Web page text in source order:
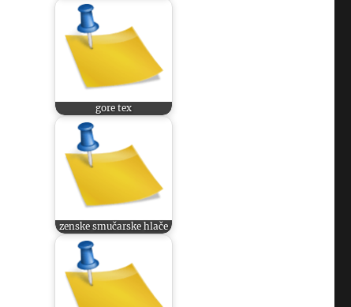
gore tex
zenske smučarske hlače